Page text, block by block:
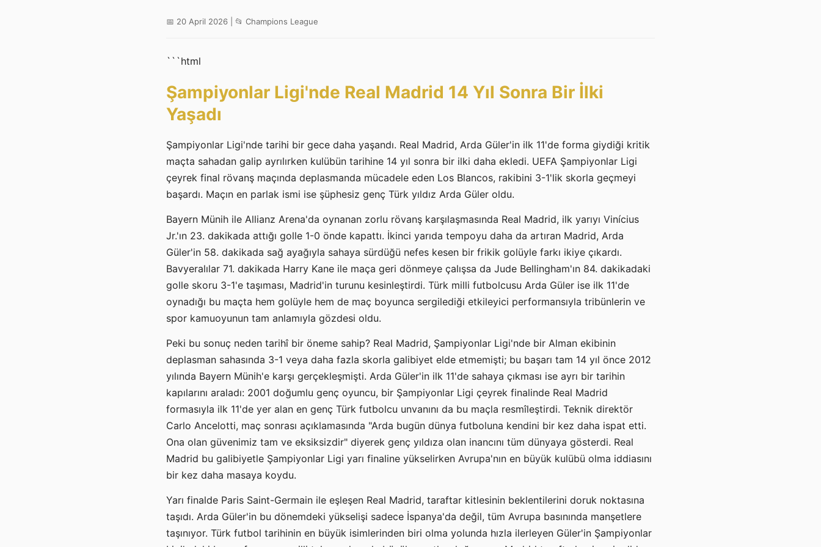
📅 20 April 2026 | 📂 Champions League
```html
Şampiyonlar Ligi'nde Real Madrid 14 Yıl Sonra Bir İlki
Yaşadı
Şampiyonlar Ligi'nde tarihi bir gece daha yaşandı. Real Madrid, Arda Güler'in ilk 11'de forma giydiği kritik
maçta sahadan galip ayrılırken kulübün tarihine 14 yıl sonra bir ilki daha ekledi. UEFA Şampiyonlar Ligi
çeyrek final rövanş maçında deplasmanda mücadele eden Los Blancos, rakibini 3-1'lik skorla geçmeyi
başardı. Maçın en parlak ismi ise şüphesiz genç Türk yıldız Arda Güler oldu.
Bayern Münih ile Allianz Arena'da oynanan zorlu rövanş karşılaşmasında Real Madrid, ilk yarıyı Vinícius
Jr.'ın 23. dakikada attığı golle 1-0 önde kapattı. İkinci yarıda tempoyu daha da artıran Madrid, Arda
Güler'in 58. dakikada sağ ayağıyla sahaya sürdüğü nefes kesen bir frikik golüyle farkı ikiye çıkardı.
Bavyeralılar 71. dakikada Harry Kane ile maça geri dönmeye çalışsa da Jude Bellingham'ın 84. dakikadaki
golle skoru 3-1'e taşıması, Madrid'in turunu kesinleştirdi. Türk milli futbolcusu Arda Güler ise ilk 11'de
oynadığı bu maçta hem golüyle hem de maç boyunca sergilediği etkileyici performansıyla tribünlerin ve
spor kamuoyunun tam anlamıyla gözdesi oldu.
Peki bu sonuç neden tarihî bir öneme sahip? Real Madrid, Şampiyonlar Ligi'nde bir Alman ekibinin
deplasman sahasında 3-1 veya daha fazla skorla galibiyet elde etmemişti; bu başarı tam 14 yıl önce 2012
yılında Bayern Münih'e karşı gerçekleşmişti. Arda Güler'in ilk 11'de sahaya çıkması ise ayrı bir tarihin
kapılarını araladı: 2001 doğumlu genç oyuncu, bir Şampiyonlar Ligi çeyrek finalinde Real Madrid
formasıyla ilk 11'de yer alan en genç Türk futbolcu unvanını da bu maçla resmîleştirdi. Teknik direktör
Carlo Ancelotti, maç sonrası açıklamasında "Arda bugün dünya futboluna kendini bir kez daha ispat etti.
Ona olan güvenimiz tam ve eksiksizdir" diyerek genç yıldıza olan inancını tüm dünyaya gösterdi. Real
Madrid bu galibiyetle Şampiyonlar Ligi yarı finaline yükselirken Avrupa'nın en büyük kulübü olma iddiasını
bir kez daha masaya koydu.
Yarı finalde Paris Saint-Germain ile eşleşen Real Madrid, taraftar kitlesinin beklentilerini doruk noktasına
taşıdı. Arda Güler'in bu dönemdeki yükselişi sadece İspanya'da değil, tüm Avrupa basınında manşetlere
taşınıyor. Türk futbol tarihinin en büyük isimlerinden biri olma yolunda hızla ilerleyen Güler'in Şampiyonlar